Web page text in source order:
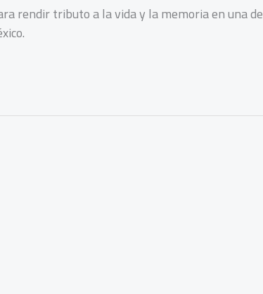
rendir tributo a la vida y la memoria en una de